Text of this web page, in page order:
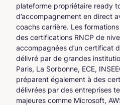
plateforme propriétaire ready
d’accompagnement en direct
coachs carrière. Les
des certifications RNCP de
accompagnées d’un certificat
délivré par de grandes
Paris, La Sorbonne, ECE,
préparent également à des
délivrées par des entreprises
majeures comme Microsoft,